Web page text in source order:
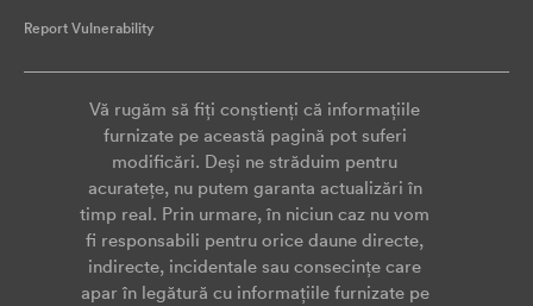
Report Vulnerability
Vă rugăm să fiți conștienți că informațiile
furnizate pe această pagină pot suferi
modificări. Deși ne străduim pentru
acuratețe, nu putem garanta actualizări în
timp real. Prin urmare, în niciun caz nu vom
fi responsabili pentru orice daune directe,
indirecte, incidentale sau consecințe care
apar în legătură cu informațiile furnizate pe